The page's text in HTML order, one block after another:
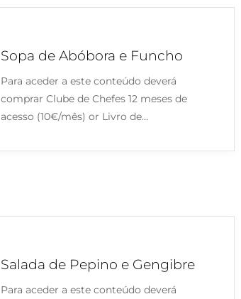
Sopa de Abóbora e Funcho
Para aceder a este conteúdo deverá
comprar Clube de Chefes 12 meses de
acesso (10€/mês) or Livro de…
Salada de Pepino e Gengibre
Para aceder a este conteúdo deverá